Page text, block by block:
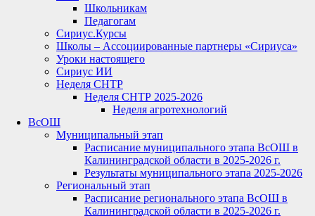
Школьникам
Педагогам
Сириус.Курсы
Школы – Ассоциированные партнеры «Сириуса»
Уроки настоящего
Сириус ИИ
Неделя СНТР
Неделя СНТР 2025-2026
Неделя агротехнологий
ВсОШ
Муниципальный этап
Расписание муниципального этапа ВсОШ в
Калининградской области в 2025-2026 г.
Результаты муниципального этапа 2025-2026
Региональный этап
Расписание регионального этапа ВсОШ в
Калининградской области в 2025-2026 г.